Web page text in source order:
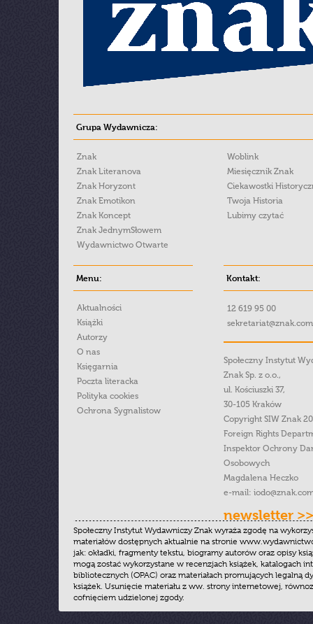
Grupa Wydawnicza:
Znak
Znak Literanova
Znak Horyzont
Znak Emotikon
Znak Koncept
Znak JednymSłowem
Wydawnictwo Otwarte
Woblink
Miesięcznik Znak
Ciekawostki
Twoja Historia
Lubimy czytać
Menu:
Aktualności
Książki
Autorzy
O nas
Księgarnia
Poczta literacka
Polityka cookies
Ochrona Sygnalistow
Kontakt:
12 619 95 00
Społeczny Instytut
Znak Sp. z o.o.,
ul. Kościuszki 37,
30-105 Kraków
Copyright SIW Znak
Foreign Rights
Inspektor Ochrony
Osobowych
Magdalena Heczko
e-mail:
newsletter >>
Społeczny Instytut Wydawniczy Znak wyraża zgodę na
materiałów dostępnych aktualnie na stronie
jak: okładki, fragmenty tekstu, biogramy autorów oraz opisy
mogą zostać wykorzystane w recenzjach książek, katalogach
bibliotecznych (OPAC) oraz materiałach promujących legalną
książek. Usunięcie materiału z ww. strony internetowej,
cofnięciem udzielonej zgody.